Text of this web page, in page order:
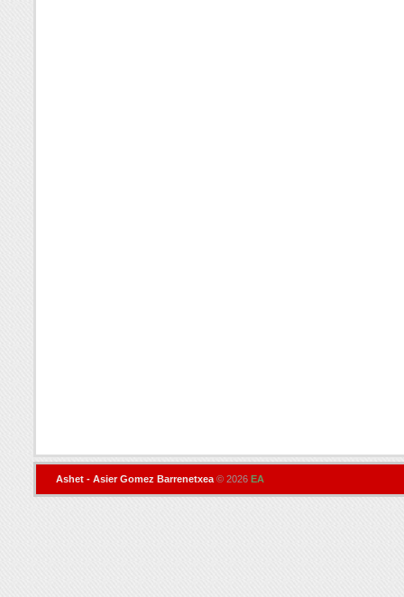
Ashet - Asier Gomez Barrenetxea © 2026 EA